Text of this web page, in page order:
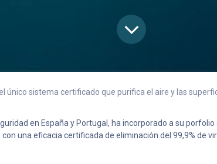
único sistema certificado que purifica el aire y las
en España y Portugal, ha incorporado a su
una eficacia certificada de eliminación del 99,9% de